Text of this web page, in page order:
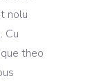
nolu
Cu
theo